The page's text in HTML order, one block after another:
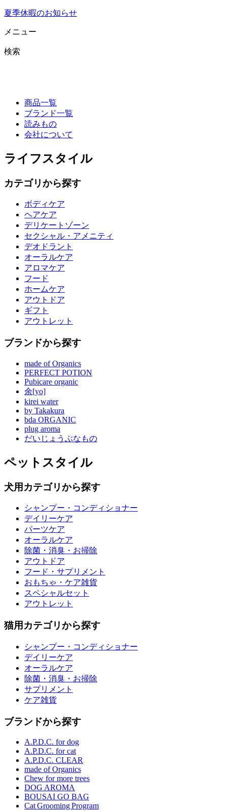
夏季休暇のお知らせ
メニュー
検索
商品一覧
ブランド一覧
読みもの
会社について
ライフスタイル
カテゴリから探す
ボディケア
ヘアケア
デリケートゾーン
セクシャル・アメニティ
デオドラント
オーラルケア
アロマケア
フード
ホームケア
アウトドア
ギフト
アウトレット
ブランドから探す
made of Organics
PERFECT POTION
Pubicare organic
余[yo]
kirei water
by Takakura
bda ORGANIC
plug aroma
だいじょうぶなもの
ペットスタイル
犬用カテゴリから探す
シャンプー・コンディショナー
デイリーケア
パーツケア
オーラルケア
除菌・消臭・お掃除
アウトドア
フード・サプリメント
おもちゃ・ケア雑貨
スペシャルセット
アウトレット
猫用カテゴリから探す
シャンプー・コンディショナー
デイリーケア
オーラルケア
除菌・消臭・お掃除
サプリメント
ケア雑貨
ブランドから探す
A.P.D.C. for dog
A.P.D.C. for cat
A.P.D.C. CLEAR
made of Organics
Chew for more trees
DOG AROMA
BOUSAI GO BAG
Cat Grooming Program